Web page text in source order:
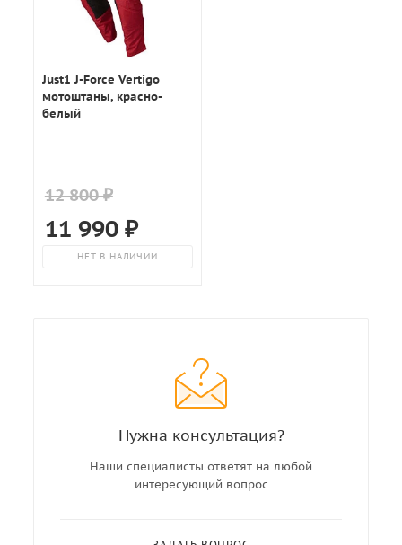
Just1 J-Force Vertigo
мотоштаны, красно-
белый
12 800 ₽
11 990₽
НЕТ В НАЛИЧИИ
Нужна консультация?
Наши специалисты ответят на любой
интересующий вопрос